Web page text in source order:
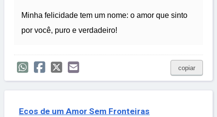
Minha felicidade tem um nome: o amor que sinto
por você, puro e verdadeiro!
copiar
Ecos de um Amor Sem Fronteiras